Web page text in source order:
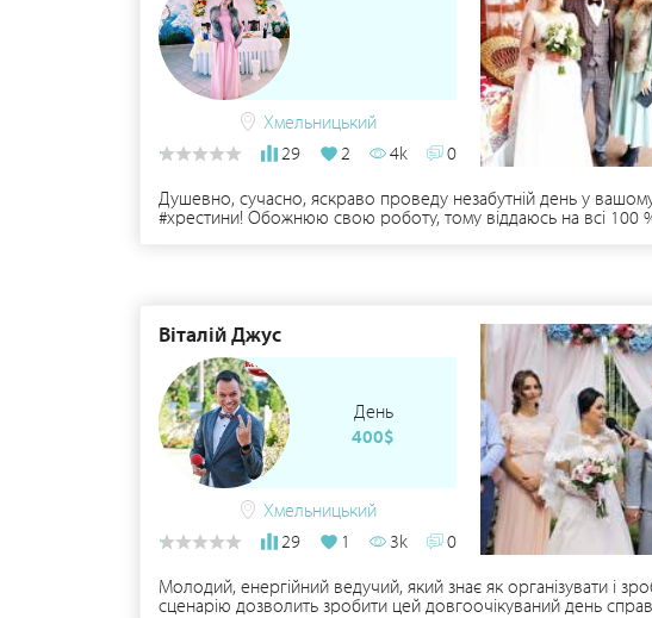
Хмельницький
29
2 4k
0
Душевно, сучасно, яскраво проведу незабутній день у
#хрестини! Обожнюю свою роботу, тому віддаюсь на всі 100
Віталій Джус
День
400$
Хмельницький
29
1 3k
0
Молодий, енергійний ведучий, який знає як організувати і
сценарію дозволить зробити цей довгоочікуваний день